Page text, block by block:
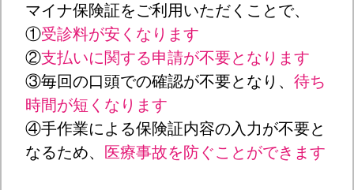
マイナ保険証をご利用いただくことで、
①受診料が安くなります
②支払いに関する申請が不要となります
③毎回の口頭での確認が不要となり 、 待ち
時間が短くなります
④手作業による保険証内容の入力が不要と
なるため、 医療事故を防ぐことができます